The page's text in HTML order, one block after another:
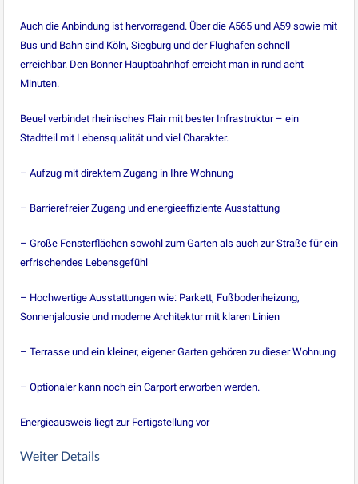
Auch die Anbindung ist hervorragend. Über die A565 und A59 sowie mit
Bus und Bahn sind Köln, Siegburg und der Flughafen schnell
erreichbar. Den Bonner Hauptbahnhof erreicht man in rund acht
Minuten.
Beuel verbindet rheinisches Flair mit bester Infrastruktur – ein
Stadtteil mit Lebensqualität und viel Charakter.
– Aufzug mit direktem Zugang in Ihre Wohnung
– Barrierefreier Zugang und energieeffiziente Ausstattung
– Große Fensterflächen sowohl zum Garten als auch zur Straße für ein
erfrischendes Lebensgefühl
– Hochwertige Ausstattungen wie: Parkett, Fußbodenheizung,
Sonnenjalousie und moderne Architektur mit klaren Linien
– Terrasse und ein kleiner, eigener Garten gehören zu dieser Wohnung
– Optionaler kann noch ein Carport erworben werden.
Energieausweis liegt zur Fertigstellung vor
Weiter Details